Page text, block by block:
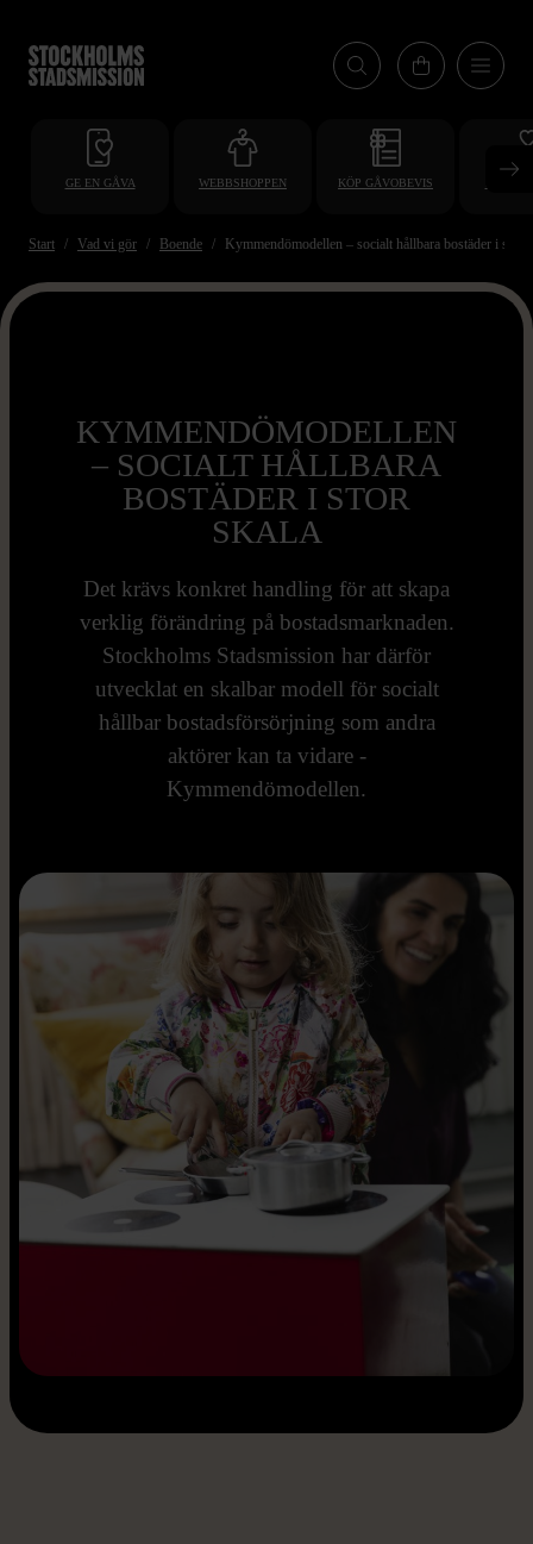
till
huvudinnehåll
GE EN GÅVA WEBBSHOPPEN KÖP GÅVOBEVIS
Start Vad vi gör Boende Kymmendömodellen – socialt hållbara bostäder i stor
KYMMENDÖMODELLEN
– SOCIALT HÅLLBARA
BOSTÄDER I STOR
SKALA
Det krävs konkret handling för att skapa
verklig förändring på bostadsmarknaden.
Stockholms Stadsmission har därför
utvecklat en skalbar modell för socialt
hållbar bostadsförsörjning som andra
aktörer kan ta vidare -
Kymmendömodellen.